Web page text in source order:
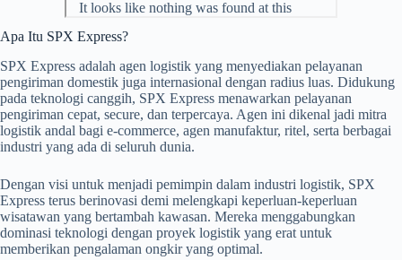
Apa Itu SPX Express?
SPX Express adalah agen logistik yang menyediakan pelayanan
pengiriman domestik juga internasional dengan radius luas. Didukung
pada teknologi canggih, SPX Express menawarkan pelayanan
pengiriman cepat, secure, dan terpercaya. Agen ini dikenal jadi mitra
logistik andal bagi e-commerce, agen manufaktur, ritel, serta berbagai
industri yang ada di seluruh dunia.
Dengan visi untuk menjadi pemimpin dalam industri logistik, SPX
Express terus berinovasi demi melengkapi keperluan-keperluan
wisatawan yang bertambah kawasan. Mereka menggabungkan
dominasi teknologi dengan proyek logistik yang erat untuk
memberikan pengalaman ongkir yang optimal.